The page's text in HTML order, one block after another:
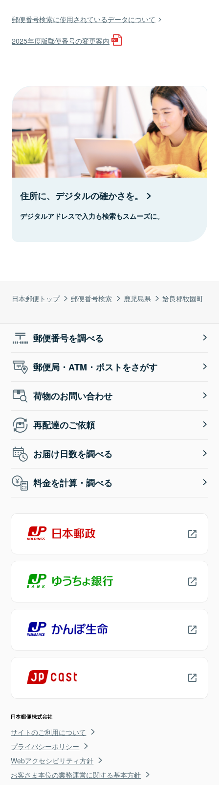
日本郵便トップ 郵便番号検索 鹿児島県 姶良郡牧園町
郵便番号検索に使用されているデータについて
2025年度版郵便番号の変更案内
住所に、デジタルの確かさを。
デジタルアドレスで入力も検索もスムーズに。
郵便番号を調べる
郵便局・ATM・ポストをさがす
荷物のお問い合わせ
再配達のご依頼
お届け日数を調べる
料金を計算・調べる
サイトのご利用について
プライバシーポリシー
Webアクセシビリティ方針
お客さま本位の業務運営に関する基本方針